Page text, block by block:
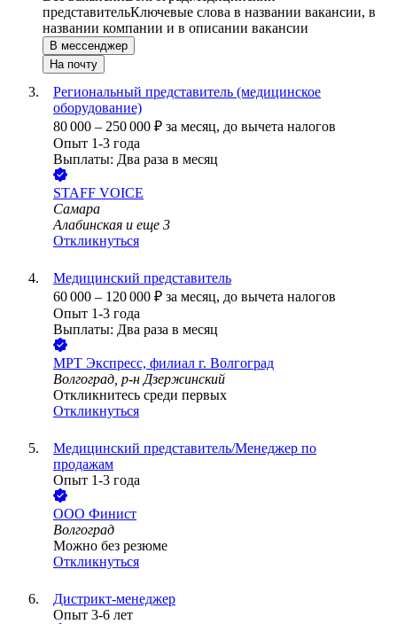
представительКлючевые слова в названии вакансии, в
названии компании и в описании вакансии
В мессенджер
На почту
Региональный представитель (медицинское
оборудование)
80 000 – 250 000 ₽ за месяц, до вычета налогов
Опыт 1-3 года
Выплаты: Два раза в месяц
STAFF VOICE
Самара
Алабинская и еще 3
Откликнуться
Медицинский представитель
60 000 – 120 000 ₽ за месяц, до вычета налогов
Опыт 1-3 года
Выплаты: Два раза в месяц
МРТ Экспресс, филиал г. Волгоград
Волгоград, р-н Дзержинский
Откликнитесь среди первых
Откликнуться
Медицинский представитель/Менеджер по
продажам
Опыт 1-3 года
ООО Финист
Волгоград
Можно без резюме
Откликнуться
Дистрикт-менеджер
Опыт 3-6 лет